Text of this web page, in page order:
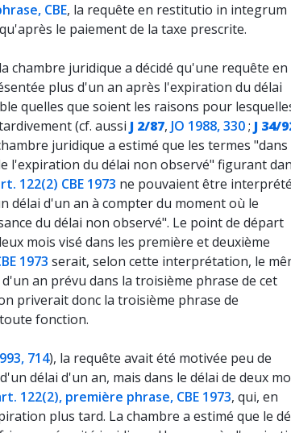
CBE, la requête en restitutio in integrum
le paiement de la taxe prescrite.
chambre juridique a décidé qu'une requête en
plus d'un an après l'expiration du délai
quelles que soient les raisons pour
(cf. aussi J 2/87, JO 1988, 330; J 34/
juridique a estimé que les termes "dans
l'expiration du délai non observé" figurant
122(2) CBE 1973 ne pouvaient être
délai d'un an à compter du moment où le
du délai non observé". Le point de départ
mois visé dans les première et deuxième
1973 serait, selon cette interprétation, le
an prévu dans la troisième phrase de cet
priverait donc la troisième phrase de
fonction.
714), la requête avait été motivée peu de
délai d'un an, mais dans le délai de deux
122(2), première phrase, CBE 1973, qui, en
plus tard. La chambre a estimé que le